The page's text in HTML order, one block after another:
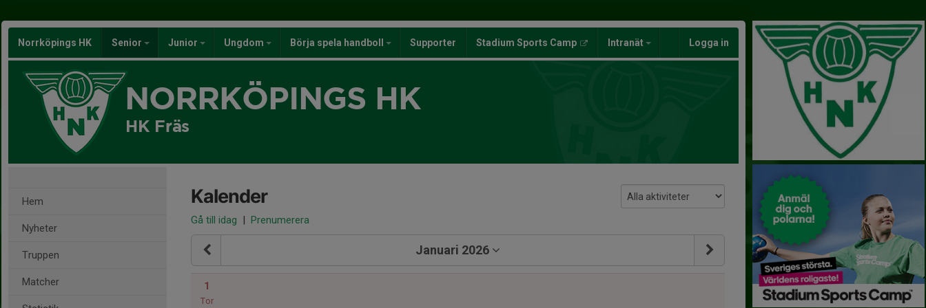
Norrköpings HK Senior Junior Ungdom Börja spela handboll Supporter Stadium Sports Camp Intranät Logga in
NORRKÖPINGS HK
HK Fräs
Hem
Nyheter
Truppen
Matcher
Kalender
Gå till idag | Prenumerera
Januari 2026
1
Tor